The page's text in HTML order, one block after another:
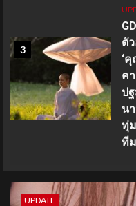
3
ตั
‘
ค
ป
น
ทุ่
ที
UPDATE